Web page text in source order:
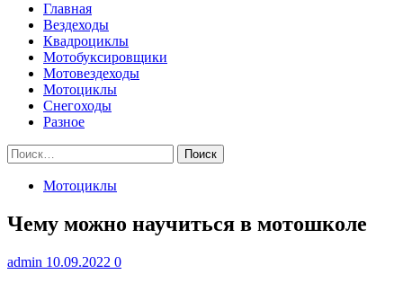
Главная
Вездеходы
Квадроциклы
Мотобуксировщики
Мотовездеходы
Мотоциклы
Снегоходы
Разное
Найти:
Мотоциклы
Чему можно научиться в мотошколе
admin 10.09.2022 0